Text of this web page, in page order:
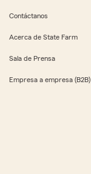
Contáctanos
Acerca de State Farm
Sala de Prensa
Empresa a empresa (B2B)